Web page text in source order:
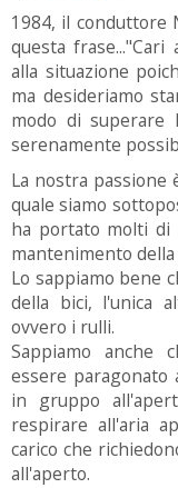
1984, il conduttore
questa
alla situazione
ma desideriamo
modo di superare
serenamente
La nostra passione
quale siamo
ha portato molti di
mantenimento della
Lo sappiamo bene
della bici, l'unica
ovvero i rulli.
Sappiamo anche
essere paragonato
in gruppo
respirare all'aria
carico che
all'aperto.